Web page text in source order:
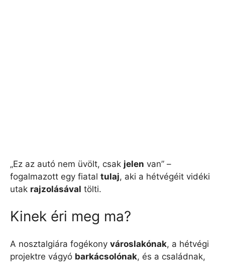
„Ez az autó nem üvölt, csak jelen van” –
fogalmazott egy fiatal tulaj, aki a hétvégéit vidéki
utak rajzolásával tölti.
Kinek éri meg ma?
A nosztalgiára fogékony városlakónak, a hétvégi
projektre vágyó barkácsolónak, és a családnak,